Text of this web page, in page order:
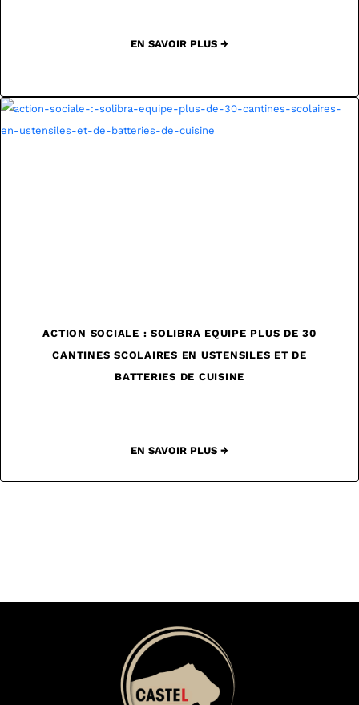
EN SAVOIR PLUS →
ACTION SOCIALE : SOLIBRA EQUIPE PLUS DE 30
CANTINES SCOLAIRES EN USTENSILES ET DE
BATTERIES DE CUISINE
EN SAVOIR PLUS →